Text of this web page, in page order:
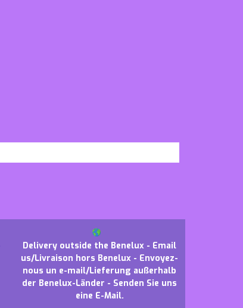
Delivery outside the Benelux - Email
us/Livraison hors Benelux - Envoyez-
nous un e-mail/Lieferung außerhalb
der Benelux-Länder - Senden Sie uns
eine E-Mail.